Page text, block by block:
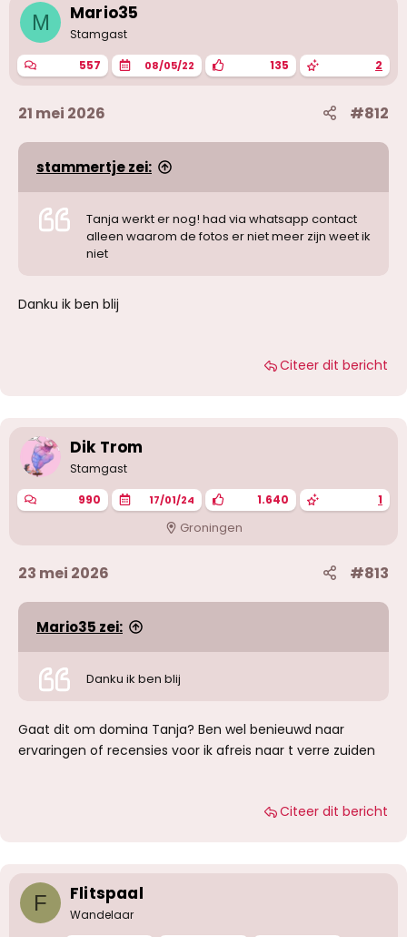
n
g
n
:
M Mario35
Stamgast
557 08/05/22 135 2
21 mei 2026 #812
stammertje zei:
Tanja werkt er nog! had via whatsapp contact
alleen waarom de fotos er niet meer zijn weet ik
niet
Danku ik ben blij
Citeer dit bericht
Dik Trom
Stamgast
990 17/01/24 1.640 1
Groningen
23 mei 2026 #813
Mario35 zei:
Danku ik ben blij
Gaat dit om domina Tanja? Ben wel benieuwd naar
ervaringen of recensies voor ik afreis naar t verre zuiden
Citeer dit bericht
F Flitspaal
Wandelaar